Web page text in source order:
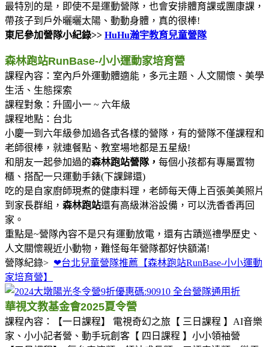
最特別的是，即使不是運動營隊，也會安排體育課或團康課，
帶孩子到戶外曬曬太陽、動動身體，真的很棒!
東尼參加營隊小紀錄>> HuHu瀚宇教育兒童營隊
森林跑站RunBase-小小運動家培育營
課程內容：室內戶外運動體適能，多元主題、人文關懷、美學
生活、生態探索
課程對象：升國小一 ~ 六年級
課程地點：台北
小慶一到六年級參加過各式各樣的營隊，有的營隊不僅課程和
老師很棒，就連餐點、教室場地都是五星級!
和朋友一起參加過的森林跑站營隊， 每個小孩都有專屬置物
櫃、搭配一只運動手錶(下課歸還)
吃的是自家廚師現煮的健康料理，老師每天傳上百張美美照片
到家長群組， 森林跑站還有高級淋浴設備，可以洗香香再回
家。
重點是~營隊內容不是只有運動放電，還有古蹟巡禮學歷史、
人文關懷親近小動物，難怪每年營隊都好快額滿!
營隊紀錄> ❤台北兒童營隊推薦【森林跑站RunBase-小小運動
家培育營】
華視文教基金會2025夏令營
課程內容：【一日課程】 電視奇幻之旅【 三日課程 】AI音樂
家、小小記者營、動手玩創客【 四日課程 】小小領袖營